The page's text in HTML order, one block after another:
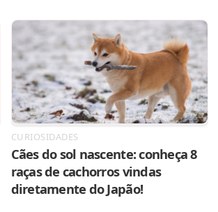
CURIOSIDADES
Cães do sol nascente: conheça 8
raças de cachorros vindas
diretamente do Japão!